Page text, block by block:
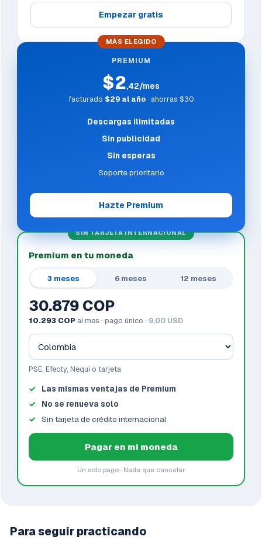
Empezar gratis
MÁS ELEGIDO
PREMIUM
$2,42/mes
facturado $29 al año· ahorras $30
Descargas ilimitadas
Sin publicidad
Sin esperas
Soporte prioritario
Hazte Premium
SIN TARJETA INTERNACIONAL
Premium en tu moneda
3 meses 6 meses 12 meses
30.879 COP
10.293 COP al mes · pago único · 9,00 USD
PSE, Efecty, Nequi o tarjeta
Las mismas ventajas de Premium
No se renueva solo
Sin tarjeta de crédito internacional
Pagar en mi moneda
Un solo pago · Nada que cancelar
Para seguir practicando